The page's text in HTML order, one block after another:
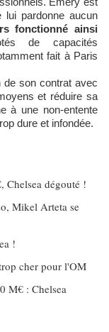
lui pardonne aucun
fonctionné ainsi
de capacités
fait à Paris
de son contrat avec
et réduire sa
à une non-entente
dure et infondée.
Chelsea dégouté !
Mikel Arteta se
!
cher pour l'OM
M€ : Chelsea